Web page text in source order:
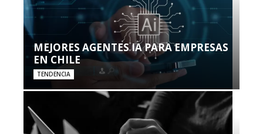
MEJORES AGENTES IA PARA EMPRESAS
EN CHILE
TENDENCIA